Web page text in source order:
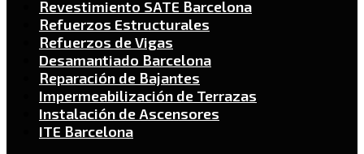
Revestimiento SATE Barcelona
Refuerzos Estructurales
Refuerzos de Vigas
Desamantiado Barcelona
Reparación de Bajantes
Impermeabilización de Terrazas
Instalación de Ascensores
ITE Barcelona